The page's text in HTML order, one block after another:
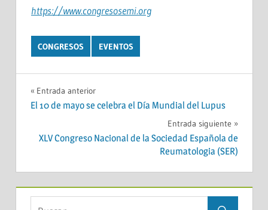
https://www.congresosemi.org
CONGRESOS EVENTOS
Navegación
entradas
Entrada anterior
El 10 de mayo se celebra el Día Mundial del Lupus
Entrada siguiente
XLV Congreso Nacional de la Sociedad Española de
Reumatologia (SER)